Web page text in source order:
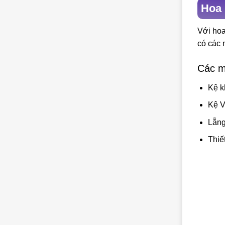
Với
có các
Các
Kệ
Kệ